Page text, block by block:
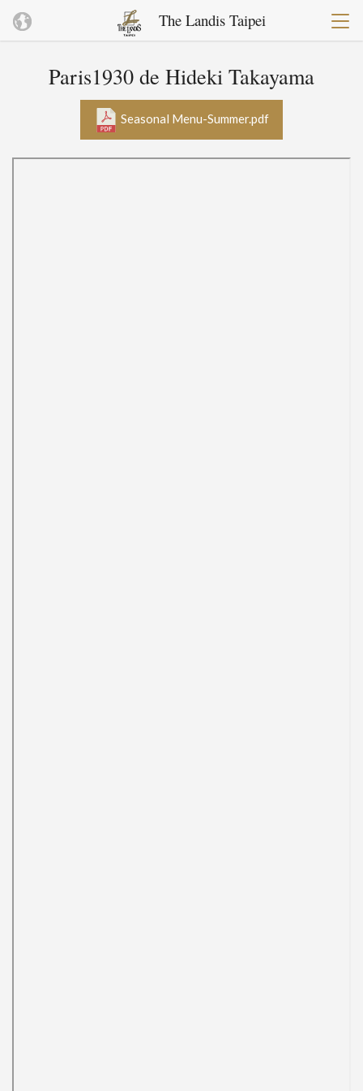
The Landis Taipei
Paris1930 de Hideki Takayama
Seasonal Menu-Summer.pdf